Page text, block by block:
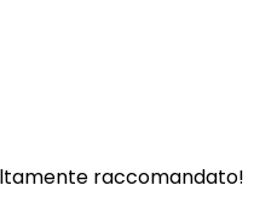
raccomandato!